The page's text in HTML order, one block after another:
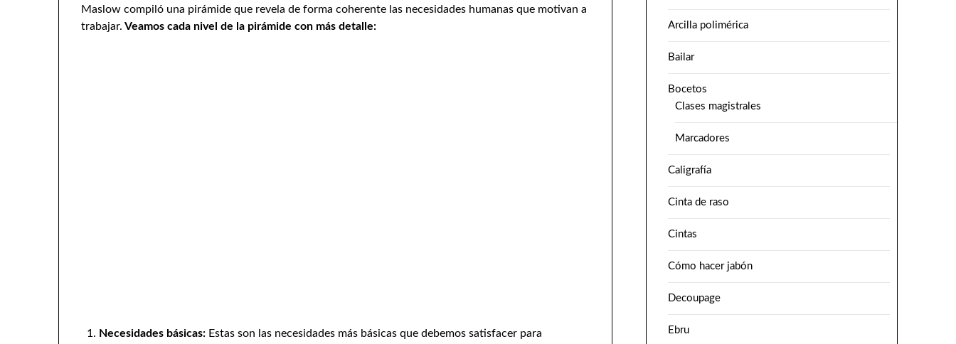
Maslow compiló una pirámide que revela de forma coherente las necesidades humanas que motivan a
trabajar. Veamos cada nivel de la pirámide con más detalle:
Necesidades básicas: Estas son las necesidades más básicas que debemos satisfacer para
Arcilla polimérica
Bailar
Bocetos
Clases magistrales
Marcadores
Caligrafía
Cinta de raso
Cintas
Cómo hacer jabón
Decoupage
Ebru